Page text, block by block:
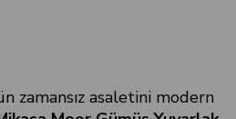
zamansız asaletini modern